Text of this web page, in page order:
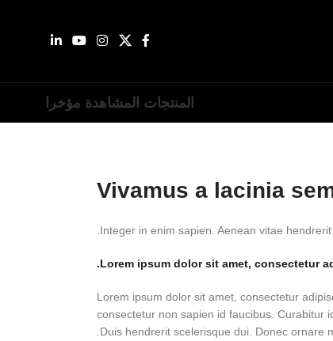
المنتجات المشاهدة مؤخرا
Vivamus a lacinia
Lorem ipsum dolor sit amet, consectetur
Lorem ipsum dolor sit amet, consectetur
consectetur non sapien id faucibus. Curabitur
Duis hendrerit scelerisque dui. Donec ornare